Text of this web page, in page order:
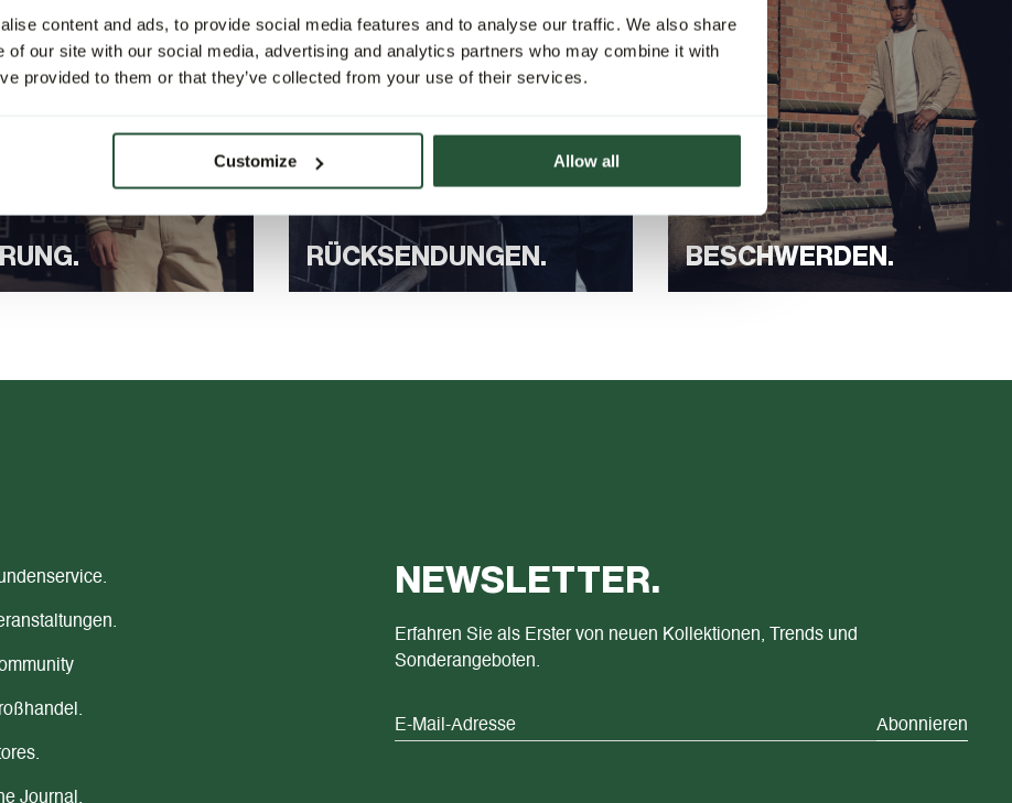
content and ads, to provide social media features and to analyse our traffic. We also share
of our site with our social media, advertising and analytics partners who may combine it with
provided to them or that they’ve collected from your use of their services.
Customize Allow all
RÜCKSENDUNGEN. BESCHWERDEN.
NEWSLETTER.
Erfahren Sie als Erster von neuen Kollektionen, Trends und
Sonderangeboten.
Abonnieren
Journal.